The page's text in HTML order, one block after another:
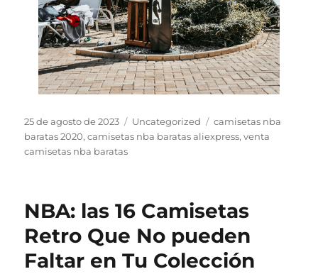
Publicado
el
25 de agosto de 2023 Categorías
Uncategorized Etiquetas
camisetas nba
baratas 2020,camisetas nba baratas aliexpress,venta
camisetas nba baratas
NBA: las 16 Camisetas
Retro Que No pueden
Faltar en Tu Colección